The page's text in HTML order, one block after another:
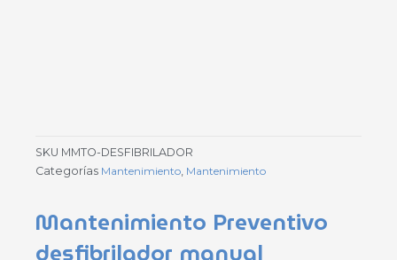
SKU MMTO-DESFIBRILADOR
Categorías Mantenimiento Mantenimiento
Mantenimiento Preventivo
desfibrilador manual